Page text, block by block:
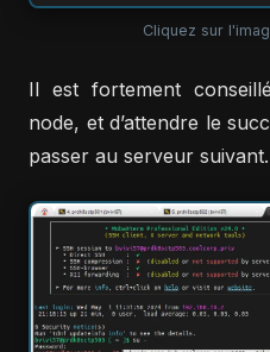
Cliquez sur
Il est fortement
node, et d’attendre le
passer au serveur suivant.